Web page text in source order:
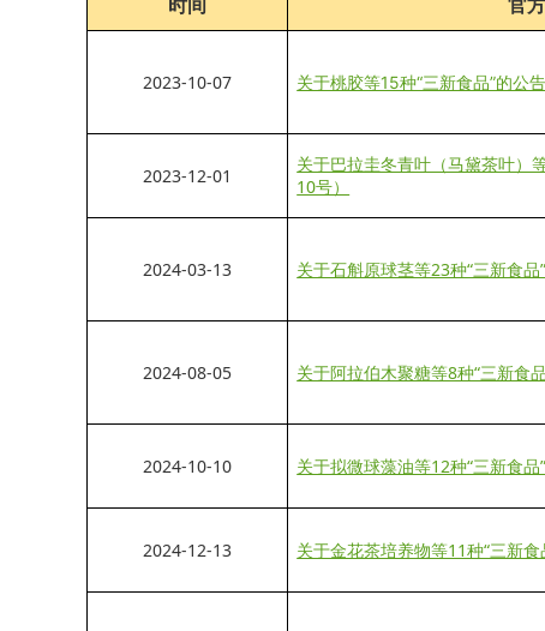
2023-10-07 关于桃胶等15种“三新食品”的公
2023-12-01
关于巴拉圭冬青叶（马黛茶叶）
10号）
2024-03-13 关于石斛原球茎等23种“三新食品
2024-08-05 关于阿拉伯木聚糖等8种“三新食
2024-10-10 关于拟微球藻油等12种“三新食品
2024-12-13 关于金花茶培养物等11种“三新食